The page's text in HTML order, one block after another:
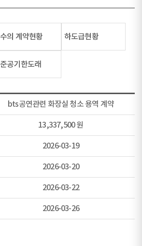
수의 계약현황 하도급현황
준공기한도래
bts공연관련 화장실 청소 용역 계약
13,337,500 원
2026-03-19
2026-03-20
2026-03-22
2026-03-26